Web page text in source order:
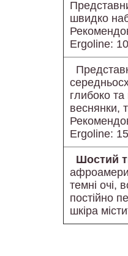
швидко
Ergoline:
глибоко
веснянки,
Ergoline:
Шостий
темні очі,
постійно
шкіра